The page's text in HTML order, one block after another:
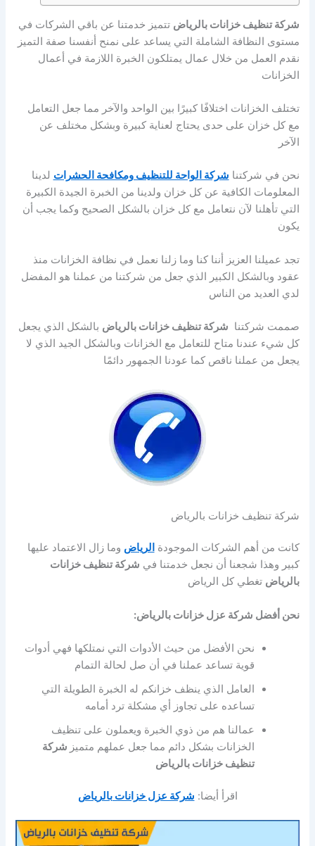
شركة تنظيف خزانات بالرياض تتميز خدمتنا عن باقي الشركات في
مستوى النظافة الشاملة التي يساعد على نمنح أنفسنا صفة التميز
نقدم العمل من خلال عمال يمتلكون الخبرة اللازمة في أعمال
الخزانات
تختلف الخزانات اختلافًا كبيرًا بين الواحد والآخر مما جعل التعامل
مع كل خزان على حدى يحتاج لعناية كبيرة وبشكل مختلف عن
الآخر
نحن في شركتنا شركة الواحة للتنظيف ومكافحة الحشرات لدينا
المعلومات الكافية عن كل خزان ولدينا من الخبرة الجيدة الكبيرة
التي تأهلنا لآن نتعامل مع كل خزان بالشكل الصحيح وكما يجب أن
يكون
تجد عميلنا العزيز أننا كنا وما زلنا نعمل في نظافة الخزانات منذ
عقود وبالشكل الكبير الذي جعل من شركتنا من عملنا هو المفضل
لدي العديد من الناس
صممت شركتنا شركة تنظيف خزانات بالرياض بالشكل الذي يجعل
كل شيء عندنا متاح للتعامل مع الخزانات وبالشكل الجيد الذي لا
يجعل من عملنا ناقص كما عودنا الجمهور دائمًا
شركة تنظيف خزانات بالرياض
كانت من أهم الشركات الموجودة الرياض وما زال الاعتماد عليها
كبير وهذا شجعنا أن نجعل خدمتنا في شركة تنظيف خزانات
بالرياض تغطي كل الرياض
نحن أفضل شركة عزل خزانات بالرياض:
نحن الأفضل من حيث الأدوات التي نمتلكها فهي أدوات
قوية تساعد عملنا في أن صل لحالة التمام
العامل الذي ينظف خزانكم له الخبرة الطويلة التي
تساعده على تجاوز أي مشكلة ترد أمامه
عمالنا هم من ذوي الخبرة ويعملون على تنظيف
الخزانات بشكل دائم مما جعل عملهم متميز شركة
تنظيف خزانات بالرياض
اقرأ أيضا: شركة عزل خزانات بالرياض